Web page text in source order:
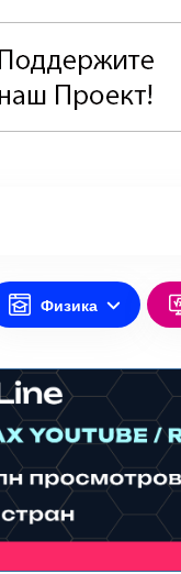
Физика